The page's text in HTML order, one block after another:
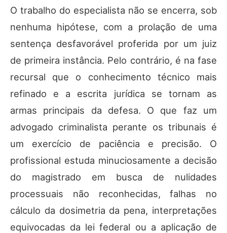
O trabalho do especialista não se encerra, sob
nenhuma hipótese, com a prolação de uma
sentença desfavorável proferida por um juiz
de primeira instância. Pelo contrário, é na fase
recursal que o conhecimento técnico mais
refinado e a escrita jurídica se tornam as
armas principais da defesa. O que faz um
advogado criminalista perante os tribunais é
um exercício de paciência e precisão. O
profissional estuda minuciosamente a decisão
do magistrado em busca de nulidades
processuais não reconhecidas, falhas no
cálculo da dosimetria da pena, interpretações
equivocadas da lei federal ou a aplicação de